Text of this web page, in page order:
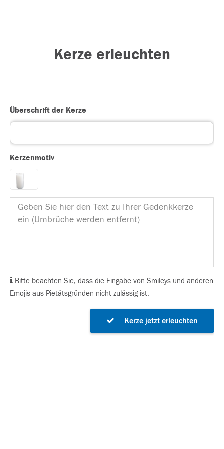
Kerze erleuchten
Überschrift der Kerze
Kerzenmotiv
Bitte beachten Sie, dass die Eingabe von Smileys und anderen
Emojis aus Pietätsgründen nicht zulässig ist.
Kerze jetzt erleuchten